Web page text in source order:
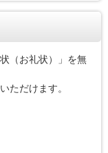
（お礼状）」を無
ただけます。